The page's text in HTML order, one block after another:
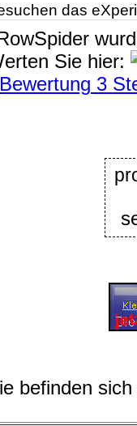
das
Sie hier:
befinden